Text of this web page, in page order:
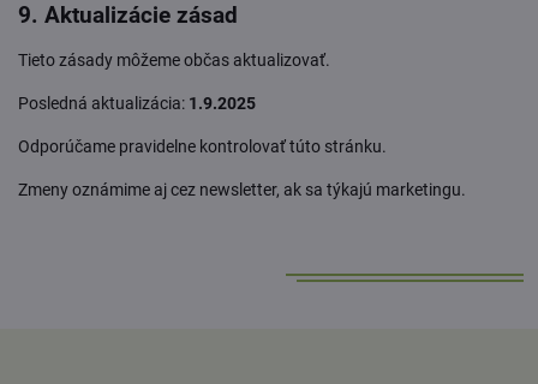
9. Aktualizácie zásad
Tieto zásady môžeme občas aktualizovať.
Posledná aktualizácia: 1.9.2025
Odporúčame pravidelne kontrolovať túto stránku.
Zmeny oznámime aj cez newsletter, ak sa týkajú marketingu.